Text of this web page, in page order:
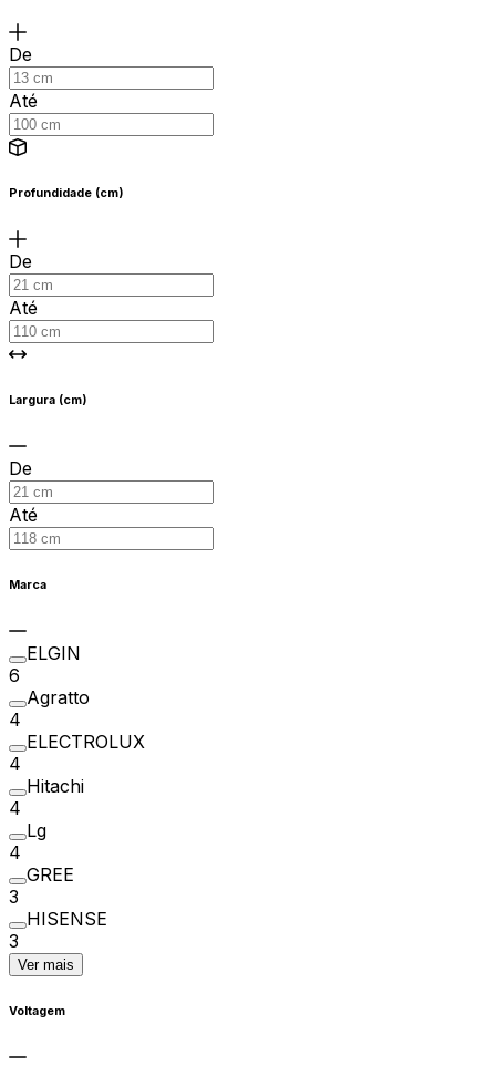
De
Até
Profundidade (cm)
De
Até
Largura (cm)
De
Até
Marca
ELGIN
6
Agratto
4
ELECTROLUX
4
Hitachi
4
Lg
4
GREE
3
HISENSE
3
Ver mais
Voltagem